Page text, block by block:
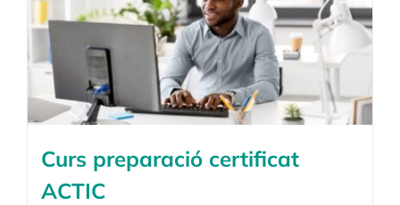
Curs preparació certificat
ACTIC